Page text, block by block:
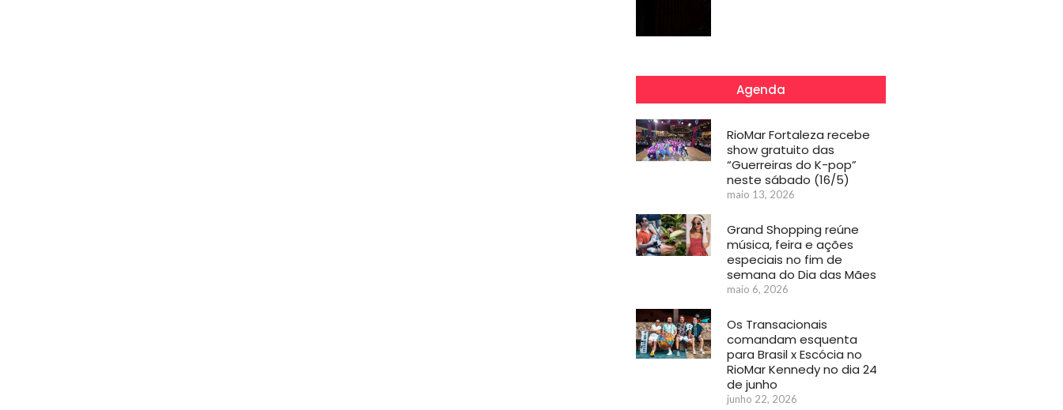
Agenda
RioMar Fortaleza recebe
show gratuito das
“Guerreiras do K-pop”
neste sábado (16/5)
maio 13, 2026
Grand Shopping reúne
música, feira e ações
especiais no fim de
semana do Dia das Mães
maio 6, 2026
Os Transacionais
comandam esquenta
para Brasil x Escócia no
RioMar Kennedy no dia 24
de junho
junho 22, 2026